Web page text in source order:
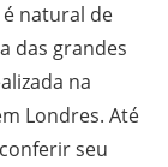
é natural de
das grandes
na
Londres. Até
seu